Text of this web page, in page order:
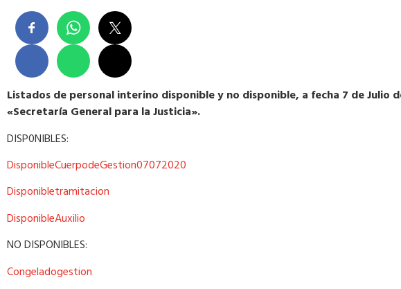
Listados de personal interino disponible y no disponible, a fecha 7 de Julio
«Secretaría General para la Justicia».
DISP0NIBLES:
DisponibleCuerpodeGestion07072020
Disponibletramitacion
DisponibleAuxilio
NO DISPONIBLES:
Congeladogestion